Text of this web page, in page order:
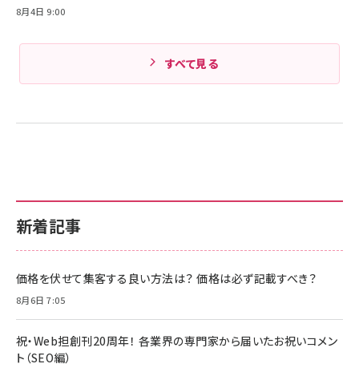
新着記事
価格を伏せて集客する良い方法は？ 価格は必ず記載すべき？
8月6日 7:05
祝・Web担創刊20周年！ 各業界の専門家から届いたお祝いコメン
ト（SEO編）
8月4日 9:00
すべて見る